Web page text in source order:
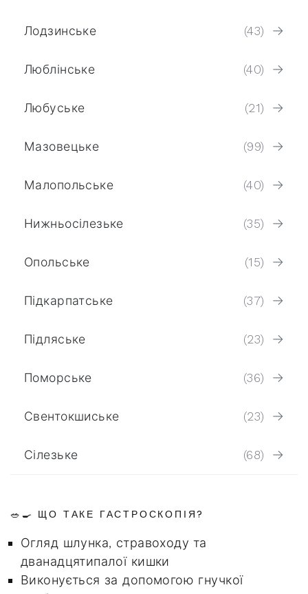
Лодзинське (43)
Люблінське (40)
Любуське (21)
Мазовецьке (99)
Малопольське (40)
Нижньосілезьке (35)
Опольське (15)
Підкарпатське (37)
Підляське (23)
Поморське (36)
Свентокшиське (23)
Сілезьке (68)
🥗🍳 ЩО ТАКЕ ГАСТРОСКОПІЯ?
Огляд шлунка, стравоходу та
дванадцятипалої кишки
Виконується за допомогою гнучкої